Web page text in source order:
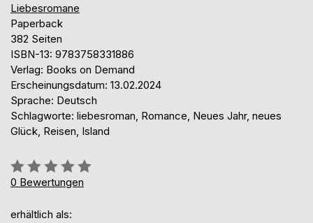
Liebesromane
Paperback
382 Seiten
ISBN-13: 9783758331886
Verlag: Books on Demand
Erscheinungsdatum: 13.02.2024
Sprache: Deutsch
Schlagworte: liebesroman, Romance, Neues Jahr, neues
Glück, Reisen, Island
Bewertung::
0%
0 Bewertungen
erhältlich als: